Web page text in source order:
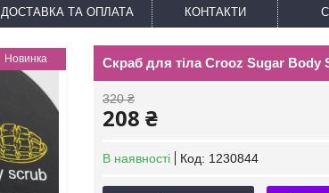
ДОСТАВКА ТА ОПЛАТА КОНТАКТИ
Новинка Скраб для тіла Crooz Sugar
320 ₴
208 ₴
В наявності Код: 1230844